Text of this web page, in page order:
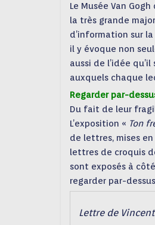
Le Musée Van
la très grande
d’information sur
il y évoque non
aussi de l’idée
auxquels chaque
Regarder par-
Du fait de leur
L’exposition « Ton
de lettres, mises
lettres de croquis
sont exposés à
regarder par-
Lettre de